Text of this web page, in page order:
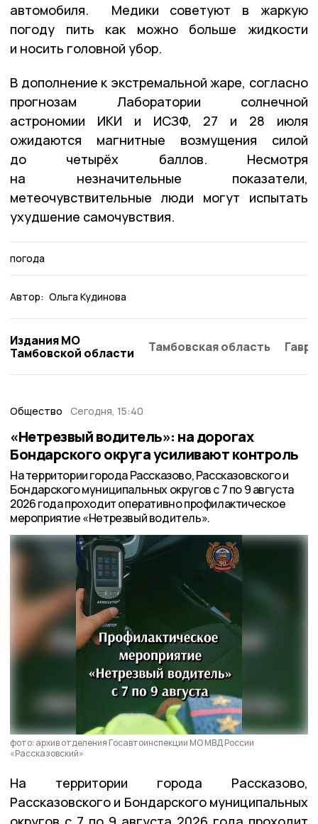
автомобиля. Медики советуют в жаркую
погоду пить как можно больше жидкости
и носить головной убор.
В дополнение к экстремальной жаре, согласно
прогнозам Лаборатории солнечной
астрономии ИКИ и ИСЗФ, 27 и 28 июля
ожидаются магнитные возмущения силой
до четырёх баллов. Несмотря
на незначительные показатели,
метеочувствительные люди могут испытать
ухудшение самочувствия.
погода
Автор: Ольга Кудинова
Издания МО
Тамбовской области
Тамбовская область
Общество Сегодня, 15:40
«Нетрезвый водитель»: на дорогах
Бондарского округа усиливают контроль
На территории города Рассказово, Рассказовского и
Бондарского муниципальных округов с 7 по 9 августа
2026 года проходит оперативно профилактическое
мероприятие «Нетрезвый водитель».
фото: архив отделения Госавтоинспекции МО МВД России
«Рассказовский»
На территории города Рассказово,
Рассказовского и Бондарского муниципальных